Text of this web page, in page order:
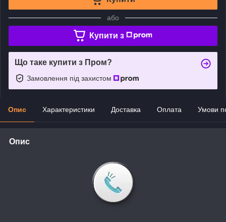
або
Купити з
Що таке купити з Пром?
Замовлення під захистом
Опис Характеристики Доставка Оплата Умови
Опис